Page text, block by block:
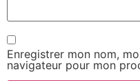
Enregistrer mon nom,
navigateur pour mon